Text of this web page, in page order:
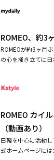
す。◆April：8月24
mistake」「
ーのヒョンジュの
メンバー、事務所
当初から注目を集
ン、Young K、ドウ
ことが発表され、
ONは、TOPメディ
ニアルバム「
習生時代よりも粘
ながら『これで合
です。昨年8月か
いている日はなか
で、他の人の実力
ンバーたちのおか
生懸命に頑張った
戦3回戦の寄付金チ
ン、ユンソン）の
た分しっかりとお
のステージは、歌
で惜しくも脱落し
のが正しいと思い
来ます！ 僕がいな
EOのファン）はい
デビューしたボー
付けで軍隊に入隊
た。無事に軍隊生
さんたち、よろし
す。♡
ROMEO、約3
ROMEOが約3ヶ月
の心を掻き立てに
RT19:002019年9月
場は開演30分前か
ケット情報】前売
割引当日券 ￥
割引チケット予約
ト等）のご提示が
ROMEO カイ
（動画あり）
日韓を中心に活動
式ホームページに